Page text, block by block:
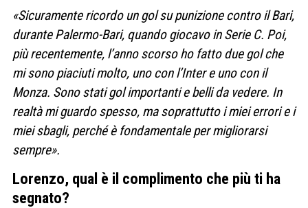
«Sicuramente ricordo un gol su punizione contro il Bari,
durante Palermo-Bari, quando giocavo in Serie C. Poi,
più recentemente, l’anno scorso ho fatto due gol che
mi sono piaciuti molto, uno con l’Inter e uno con il
Monza. Sono stati gol importanti e belli da vedere. In
realtà mi guardo spesso, ma soprattutto i miei errori e i
miei sbagli, perché è fondamentale per migliorarsi
sempre».
Lorenzo, qual è il complimento che più ti ha
segnato?